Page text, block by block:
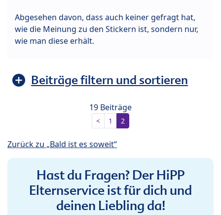
Abgesehen davon, dass auch keiner gefragt hat,
wie die Meinung zu den Stickern ist, sondern nur,
wie man diese erhält.
Beiträge filtern und sortieren
19 Beiträge
< 1 2
Zurück zu „Bald ist es soweit“
Hast du Fragen? Der HiPP
Elternservice ist für dich und
deinen Liebling da!